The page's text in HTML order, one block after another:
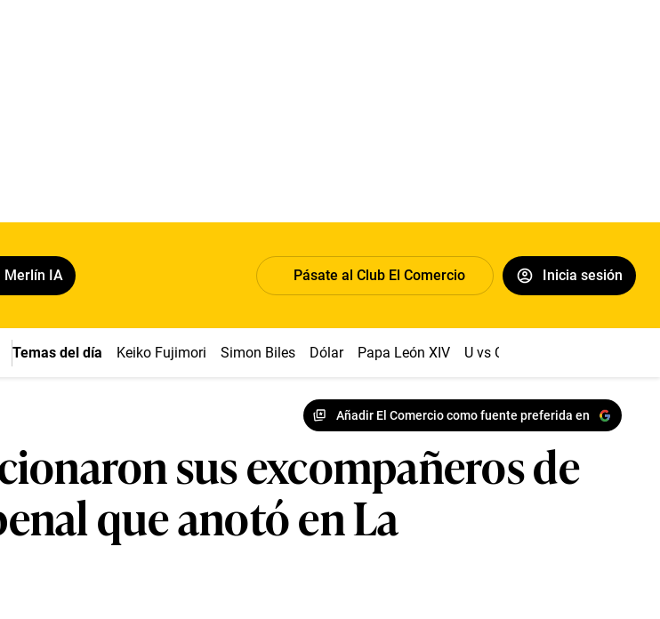
Merlín IA Pásate al Club El Comercio Inicia sesión
Temas del día Keiko Fujimori Simon Biles Dólar Papa León XIV U vs Cristal
Añadir El Comercio como fuente preferida en
sus excompañeros de
que anotó en La